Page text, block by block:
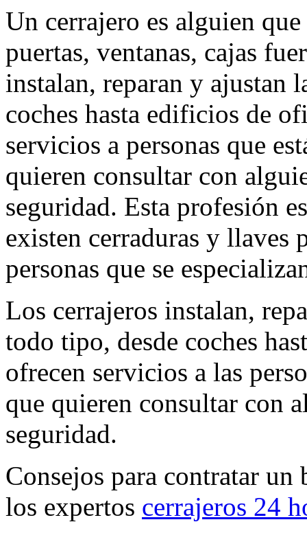
Un cerrajero es alguien
puertas, ventanas, cajas
instalan, reparan y ajustan
coches hasta edificios de
servicios a personas que
quieren consultar con
seguridad. Esta profesión
existen cerraduras y llaves
personas que se
Los cerrajeros instalan,
todo tipo, desde coches
ofrecen servicios a las
que quieren consultar con
seguridad.
Consejos para contratar
los expertos cerrajeros 24